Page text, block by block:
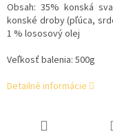
Obsah:35% konská
konské droby (pľúca,
1 % lososový olej
Veľkosť balenia: 500g
Detailné informácie